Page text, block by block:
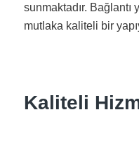
sunmaktadır. Bağlantı
mutlaka kaliteli bir
Kaliteli